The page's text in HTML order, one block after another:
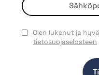
Olen lukenut ja
tietosuojaselosteen